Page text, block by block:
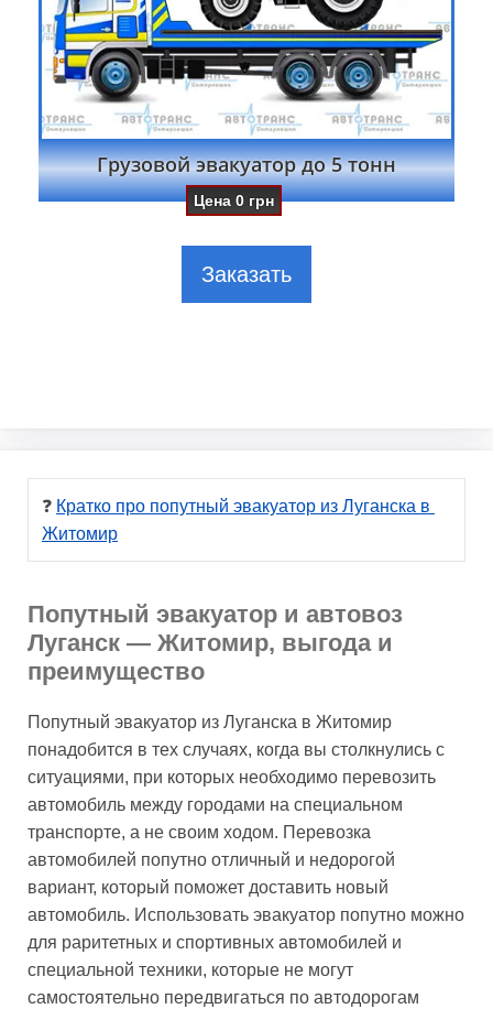
Грузовой эвакуатор до 5 тонн
Цена0 грн
Заказать
❓ Кратко про попутный эвакуатор из Луганска в
Житомир
Попутный эвакуатор и автовоз
Луганск — Житомир, выгода и
преимущество
Попутный эвакуатор из Луганска в Житомир
понадобится в тех случаях, когда вы столкнулись с
ситуациями, при которых необходимо перевозить
автомобиль между городами на специальном
транспорте, а не своим ходом. Перевозка
автомобилей попутно отличный и недорогой
вариант, который поможет доставить новый
автомобиль. Использовать эвакуатор попутно можно
для раритетных и спортивных автомобилей и
специальной техники, которые не могут
самостоятельно передвигаться по автодорогам